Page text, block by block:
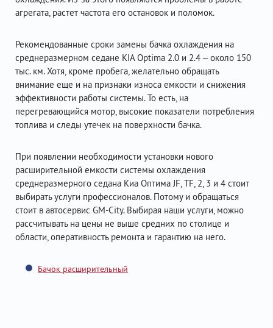
агрегата, растет частота его остановок и поломок.
Рекомендованные сроки замены бачка охлаждения на
среднеразмерном седане KIA Optima 2.0 и 2.4 – около 150
тыс. км. Хотя, кроме пробега, желательно обращать
внимание еще и на признаки износа емкости и снижения
эффективности работы системы. То есть, на
перегревающийся мотор, высокие показатели потребления
топлива и следы утечек на поверхности бачка.
При появлении необходимости установки нового
расширительной емкости системы охлаждения
среднеразмерного седана Киа Оптима JF, TF, 2, 3 и 4 стоит
выбирать услуги профессионалов. Потому и обращаться
стоит в автосервис GM-City. Выбирая наши услуги, можно
рассчитывать на цены не выше средних по столице и
области, оперативность ремонта и гарантию на него.
Бачок расширительный